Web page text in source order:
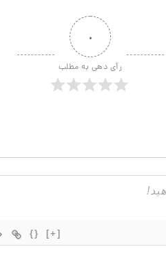
۰
رأی دهی به مطلب
{} [+]